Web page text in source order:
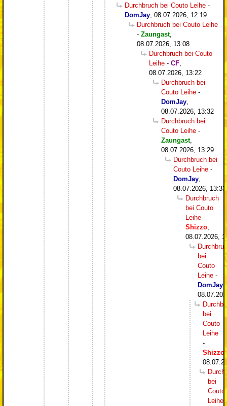
Durchbruch bei Couto Leihe -
DomJay 08.07.2026, 12:19
Durchbruch bei Couto Leihe
- Zaungast,
08.07.2026, 13:08
Durchbruch bei Couto
Leihe - CF
08.07.2026, 13:22
Durchbruch bei
Couto Leihe -
DomJay
08.07.2026, 13:32
Durchbruch bei
Couto Leihe -
Zaungast,
08.07.2026, 13:29
Durchbruch bei
Couto Leihe -
DomJay
08.07.2026, 13:33
Durchbruch
bei Couto
Leihe -
Shizzo
08.07.2026,
bei
Couto
Leihe -
DomJay ,
bei
Couto
Leihe
-
Shizzo,
bei
Couto
Leihe